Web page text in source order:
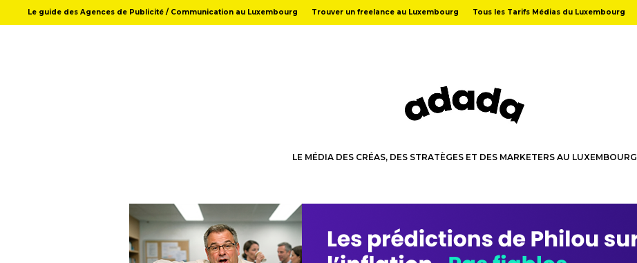
Le guide des Agences de Publicité / Communication au Luxembourg Trouver un freelance au Luxembourg Tous les Tarifs Médias du Luxembourg
LE MÉDIA DES CRÉAS, DES STRATÈGES ET DES MARKETERS AU LUXEMBOURG